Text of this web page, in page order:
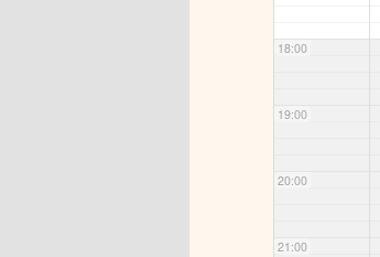
18:00
19:00
20:00
21:00